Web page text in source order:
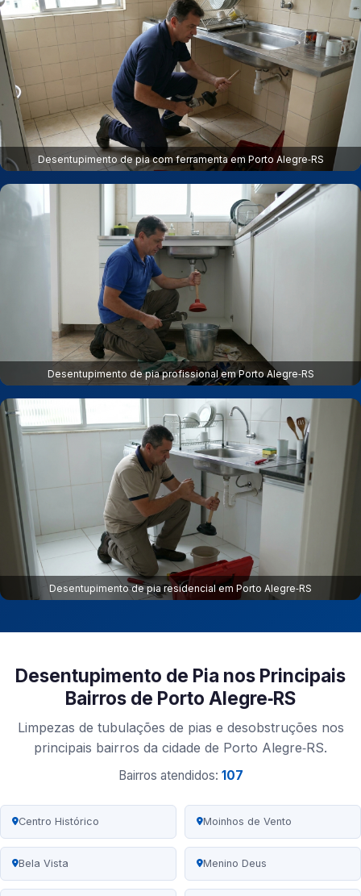
Desentupimento de pia com ferramenta em Porto Alegre‑RS
Desentupimento de pia profissional em Porto Alegre‑RS
Desentupimento de pia residencial em Porto Alegre‑RS
Desentupimento de Pia nos Principais
Bairros de Porto Alegre‑RS
Limpezas de tubulações de pias e desobstruções nos
principais bairros da cidade de Porto Alegre‑RS.
Bairros atendidos: 107
Centro Histórico Moinhos de Vento
Bela Vista Menino Deus